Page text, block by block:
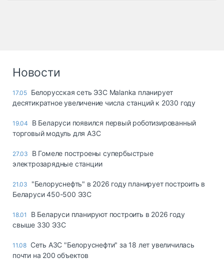
опасные грузы
страхование
Склады и
грузовые
Коммерческий
транспорт
Спецтехника
запчасти, шины
Новости
17.05 Белорусская сеть ЭЗС Malanka планирует
десятикратное увеличение числа станций к 2030 году
19.04
В Беларуси появился первый роботизированный
торговый модуль для АЗС
27.03
В Гомеле построены супербыстрые
электрозарядные станции
21.03
"Белоруснефть" в 2026 году планирует построить в
Беларуси 450-500 ЭЗС
18.01
В Беларуси планируют построить в 2026 году
свыше 330 ЭЗС
11.08 Сеть АЗС "Белоруснефти" за 18 лет увеличилась
почти на 200 объектов